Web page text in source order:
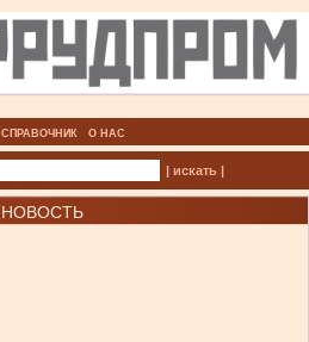
СПРАВОЧНИК О НАС
| искать |
НОВОСТЬ